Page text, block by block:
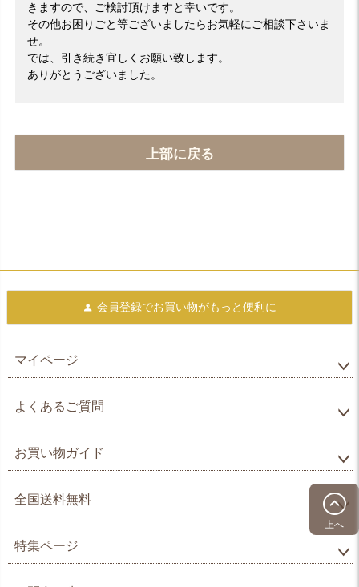
きますので、ご検討頂けますと幸いです。
その他お困りごと等ございましたらお気軽にご相談下さいま
せ。
では、引き続き宜しくお願い致します。
ありがとうございました。
上部に戻る
上へ
会員登録でお買い物がもっと便利に
マイページ
よくあるご質問
お買い物ガイド
全国送料無料
特集ページ